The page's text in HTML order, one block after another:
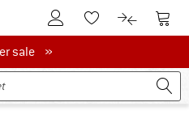
Tästä asiakastililleTästä toivelistalle.
Tästä
salesale »